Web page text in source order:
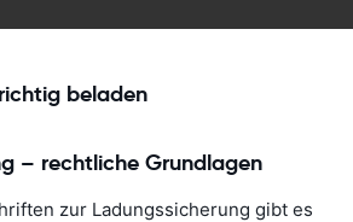
beladen
– rechtliche Grundlagen
zur Ladungssicherung gibt es